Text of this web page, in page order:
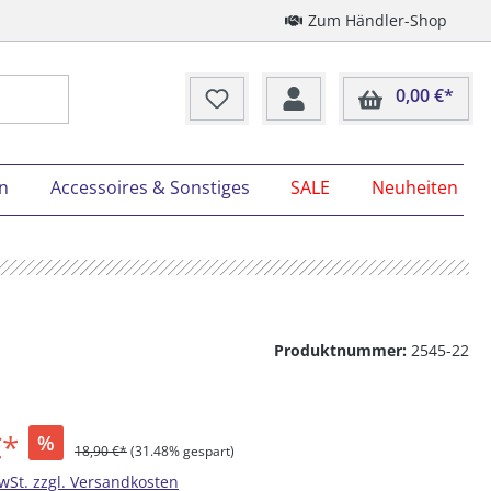
Zum Händler-Shop
0,00 €*
Accessoires & Sonstiges SALE Neuheiten
Produktnummer: 2545-22
% 18,90 €*(31.48% gespart)
zzgl. Versandkosten